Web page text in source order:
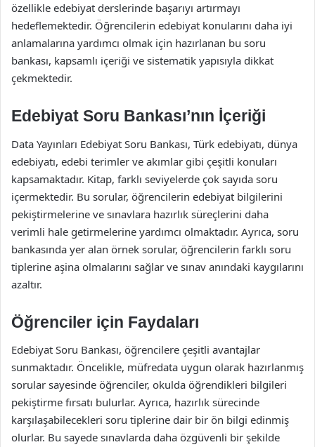
özellikle edebiyat derslerinde başarıyı artırmayı
hedeflemektedir. Öğrencilerin edebiyat konularını daha iyi
anlamalarına yardımcı olmak için hazırlanan bu soru
bankası, kapsamlı içeriği ve sistematik yapısıyla dikkat
çekmektedir.
Edebiyat Soru Bankası’nın İçeriği
Data Yayınları Edebiyat Soru Bankası, Türk edebiyatı, dünya
edebiyatı, edebi terimler ve akımlar gibi çeşitli konuları
kapsamaktadır. Kitap, farklı seviyelerde çok sayıda soru
içermektedir. Bu sorular, öğrencilerin edebiyat bilgilerini
pekiştirmelerine ve sınavlara hazırlık süreçlerini daha
verimli hale getirmelerine yardımcı olmaktadır. Ayrıca, soru
bankasında yer alan örnek sorular, öğrencilerin farklı soru
tiplerine aşina olmalarını sağlar ve sınav anındaki kaygılarını
azaltır.
Öğrenciler için Faydaları
Edebiyat Soru Bankası, öğrencilere çeşitli avantajlar
sunmaktadır. Öncelikle, müfredata uygun olarak hazırlanmış
sorular sayesinde öğrenciler, okulda öğrendikleri bilgileri
pekiştirme fırsatı bulurlar. Ayrıca, hazırlık sürecinde
karşılaşabilecekleri soru tiplerine dair bir ön bilgi edinmiş
olurlar. Bu sayede sınavlarda daha özgüvenli bir şekilde